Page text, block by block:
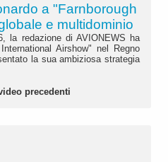
a "Farnborough
e multidominio
la redazione di AVIONEWS ha
Airshow" nel Regno
la sua ambiziosa strategia
precedenti